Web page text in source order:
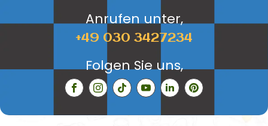
Anrufen unter,
+49 030 3427234
Folgen Sie uns,